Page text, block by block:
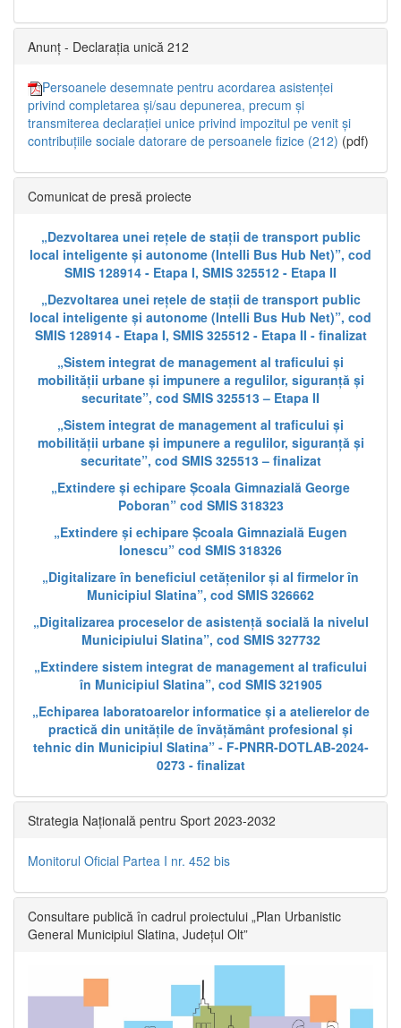
Anunț - Declarația unică 212
Persoanele desemnate pentru acordarea asistenței
privind completarea și/sau depunerea, precum și
transmiterea declarației unice privind impozitul pe venit și
contribuțiile sociale datorare de persoanele fizice (212) (pdf)
Comunicat de presă proiecte
„Dezvoltarea unei rețele de stații de transport public
local inteligente și autonome (Intelli Bus Hub Net)”, cod
SMIS 128914 - Etapa I, SMIS 325512 - Etapa II
„Dezvoltarea unei rețele de stații de transport public
local inteligente și autonome (Intelli Bus Hub Net)”, cod
SMIS 128914 - Etapa I, SMIS 325512 - Etapa II - finalizat
„Sistem integrat de management al traficului și
mobilității urbane și impunere a regulilor, siguranță și
securitate”, cod SMIS 325513 – Etapa II
„Sistem integrat de management al traficului și
mobilității urbane și impunere a regulilor, siguranță și
securitate”, cod SMIS 325513 – finalizat
„Extindere și echipare Școala Gimnazială George
Poboran” cod SMIS 318323
„Extindere și echipare Școala Gimnazială Eugen
Ionescu” cod SMIS 318326
„Digitalizare în beneficiul cetățenilor și al firmelor în
Municipiul Slatina”, cod SMIS 326662
„Digitalizarea proceselor de asistență socială la nivelul
Municipiului Slatina”, cod SMIS 327732
„Extindere sistem integrat de management al traficului
în Municipiul Slatina”, cod SMIS 321905
„Echiparea laboratoarelor informatice și a atelierelor de
practică din unitățile de învățământ profesional și
tehnic din Municipiul Slatina” - F-PNRR-DOTLAB-2024-
0273 - finalizat
Strategia Națională pentru Sport 2023-2032
Monitorul Oficial Partea I nr. 452 bis
Consultare publică în cadrul proiectului „Plan Urbanistic
General Municipiul Slatina, Județul Olt”